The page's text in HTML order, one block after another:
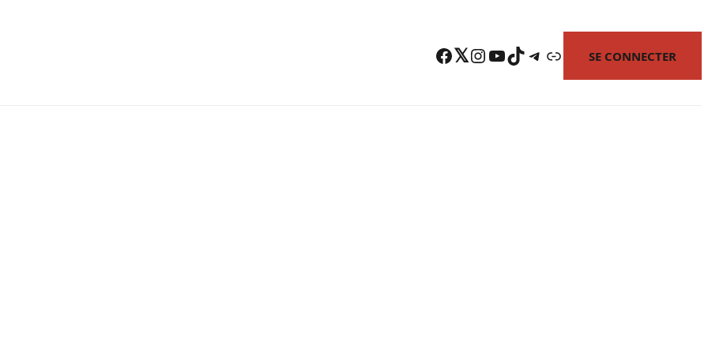
Facebook Twitter Instagram YouTube TikTok Telegram Lien SE CONNECTER